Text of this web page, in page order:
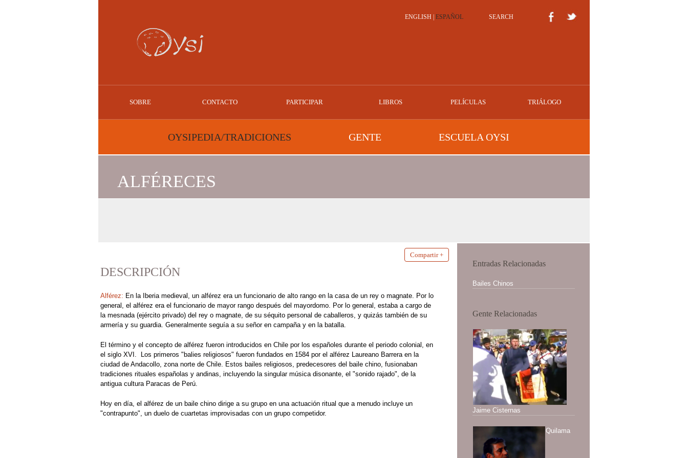
ENGLISH ESPAÑOL SEARCH
SOBRE CONTACTO PARTICIPAR LIBROS PELÍCULAS TRIÁLOGO
OYSIPEDIA/TRADICIONES GENTE ESCUELA OYSI
ALFÉRECES
DESCRIPCIÓN
Compartir +
Alférez: En la Iberia medieval, un alférez era un funcionario de alto rango en la casa de un rey o magnate. Por lo
general, el alférez era el funcionario de mayor rango después del mayordomo. Por lo general, estaba a cargo de
la mesnada (ejército privado) del rey o magnate, de su séquito personal de caballeros, y quizás también de su
armería y su guardia. Generalmente seguía a su señor en campaña y en la batalla.
El término y el concepto de alférez fueron introducidos en Chile por los españoles durante el periodo colonial, en
el siglo XVI. Los primeros "balies religiosos" fueron fundados en 1584 por el alférez Laureano Barrera en la
ciudad de Andacollo, zona norte de Chile. Estos bailes religiosos, predecesores del baile chino, fusionaban
tradiciones rituales españolas y andinas, incluyendo la singular música disonante, el "sonido rajado", de la
antigua cultura Paracas de Perú.
Hoy en día, el alférez de un baile chino dirige a su grupo en una actuación ritual que a menudo incluye un
"contrapunto", un duelo de cuartetas improvisadas con un grupo competidor.
Entradas Relacionadas
Bailes Chinos
Gente Relacionadas
Jaime Cisternas
Quilama